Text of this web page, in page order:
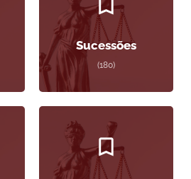
Sucessões
(180)